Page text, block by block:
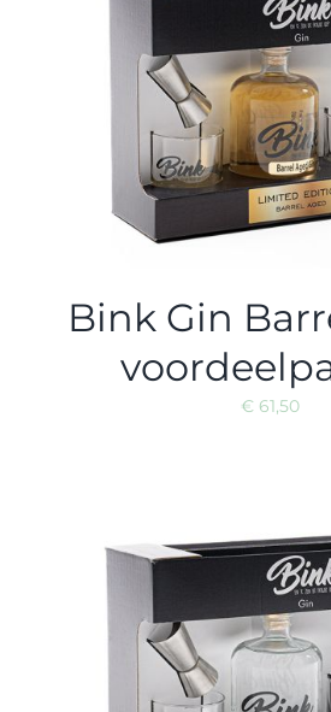
Bink Gin
€61,50